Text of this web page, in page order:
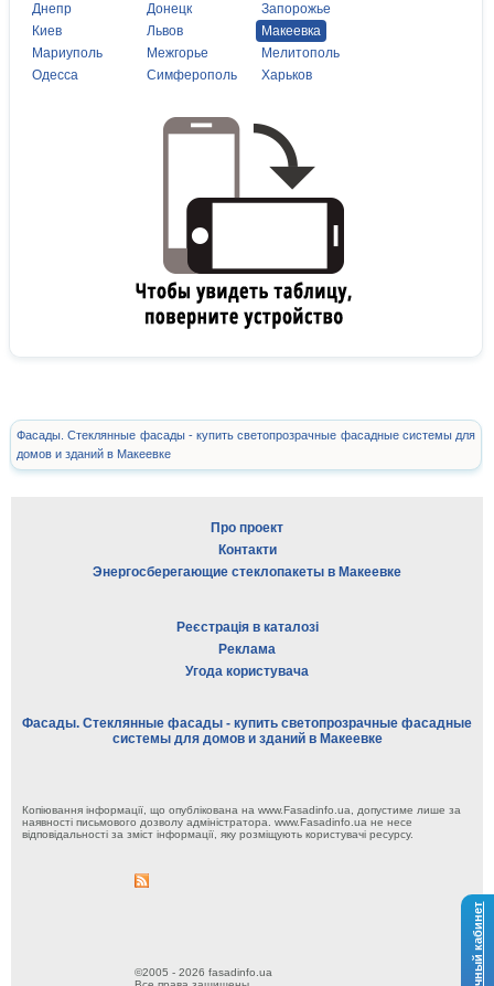
Личный кабинет
Днепр
Донецк
Запорожье
Киев
Львов
Макеевка
Мариуполь
Межгорье
Мелитополь
Одесса
Симферополь Харьков
Фасады. Стеклянные фасады - купить светопрозрачные фасадные системы для
домов и зданий в Макеевке
Про проект
Контакти
Энергосберегающие стеклопакеты в Макеевке
Реєстрація в каталозі
Реклама
Угода користувача
Фасады. Стеклянные фасады - купить светопрозрачные фасадные
системы для домов и зданий в Макеевке
Копіювання інформації, що опублікована на www.Fasadinfo.ua, допустиме лише за
наявності письмового дозволу адміністратора. www.Fasadinfo.ua не несе
відповідальності за зміст інформації, яку розміщують користувачі ресурсу.
©2005 - 2026 fasadinfo.ua